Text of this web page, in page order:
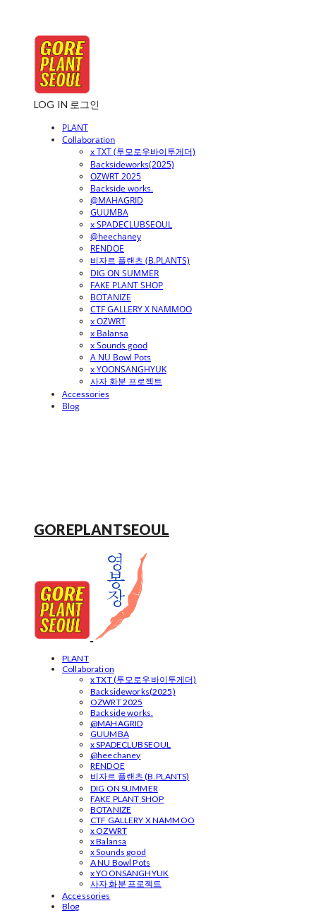
LOG IN 로그인
PLANT
Collaboration
x TXT (투모로우바이투게더)
Backsideworks(2025)
OZWRT 2025
Backside works.
@MAHAGRID
GUUMBA
x SPADECLUBSEOUL
@heechaney
RENDOE
비자르 플랜츠 (B.PLANTS)
DIG ON SUMMER
FAKE PLANT SHOP
BOTANIZE
CTF GALLERY X NAMMOO
x OZWRT
x Balansa
x Sounds good
A NU Bowl Pots
x YOONSANGHYUK
사자 화분 프로젝트
Accessories
Blog
GOREPLANTSEOUL
PLANT
Collaboration
x TXT (투모로우바이투게더)
Backsideworks(2025)
OZWRT 2025
Backside works.
@MAHAGRID
GUUMBA
x SPADECLUBSEOUL
@heechaney
RENDOE
비자르 플랜츠 (B.PLANTS)
DIG ON SUMMER
FAKE PLANT SHOP
BOTANIZE
CTF GALLERY X NAMMOO
x OZWRT
x Balansa
x Sounds good
A NU Bowl Pots
x YOONSANGHYUK
사자 화분 프로젝트
Accessories
Blog